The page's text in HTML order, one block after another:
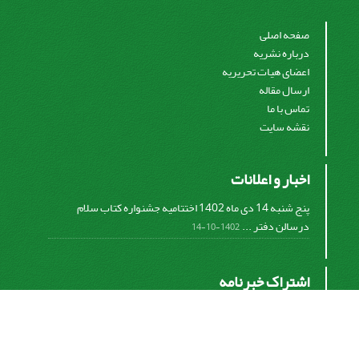
صفحه اصلی
درباره نشریه
اعضای هیات تحریریه
ارسال مقاله
تماس با ما
نقشه سایت
اخبار و اعلانات
پنج شنبه 14 دی ماه 1402 اختتامیه جشنواره کتاب سلام
درسالن دفتر ...1402-10-14
اشتراک خبرنامه